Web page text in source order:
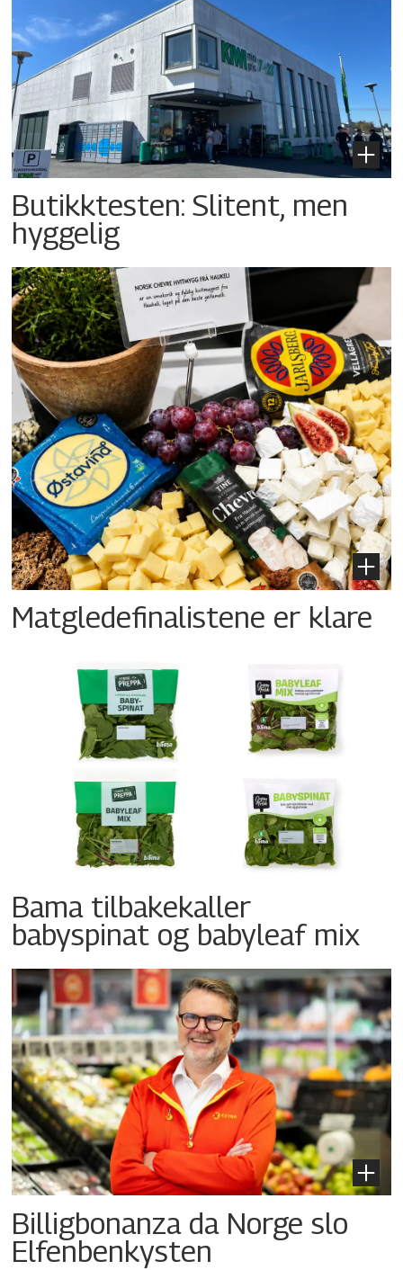
Butikktesten: Slitent, men
hyggelig
Matgledefinalistene er klare
Bama tilbakekaller
babyspinat og babyleaf mix
Billigbonanza da Norge slo
Elfenbenkysten